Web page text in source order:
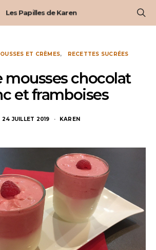
Les Papilles de Karen
ET CRÈMES RECETTES SUCRÉES
mousses chocolat
et framboises
24 JUILLET 2019 KAREN